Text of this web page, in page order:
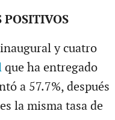
POSITIVOS
y cuatro
que ha entregado
a 57.7%, después
la misma tasa de